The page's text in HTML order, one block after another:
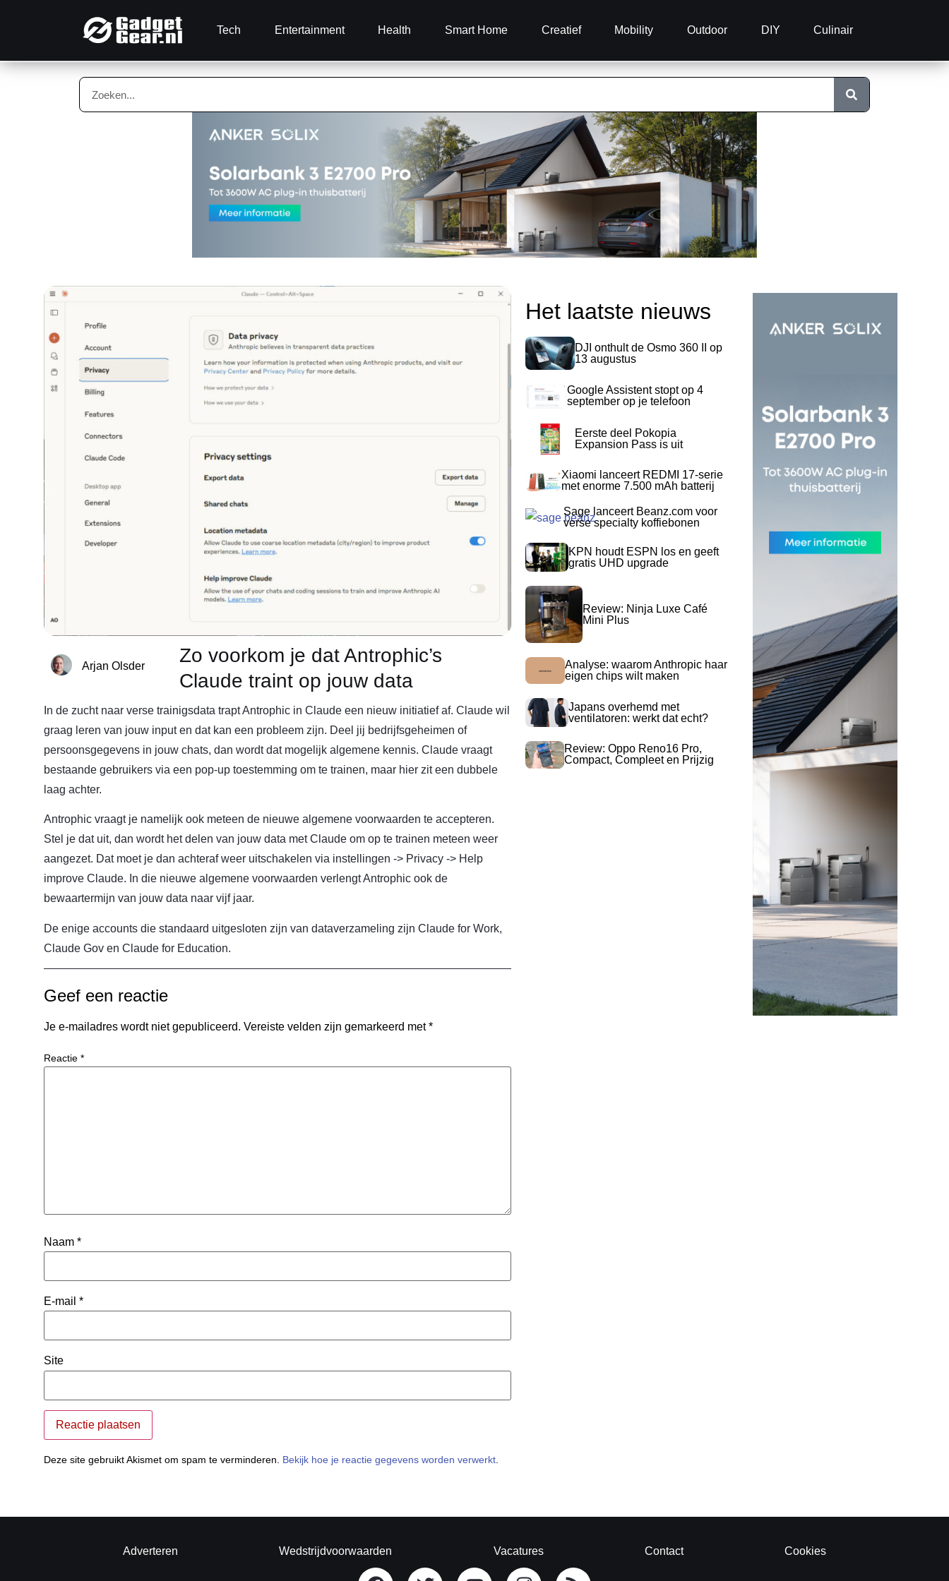
Tech Entertainment Health Smart Home Creatief Mobility Outdoor DIY Culinair
Arjan Olsder
Zo voorkom je dat Antrophic’s
Claude traint op jouw data
In de zucht naar verse trainigsdata trapt Antrophic in Claude een nieuw initiatief af. Claude wil
graag leren van jouw input en dat kan een probleem zijn. Deel jij bedrijfsgeheimen of
persoonsgegevens in jouw chats, dan wordt dat mogelijk algemene kennis. Claude vraagt
bestaande gebruikers via een pop-up toestemming om te trainen, maar hier zit een dubbele
laag achter.
Antrophic vraagt je namelijk ook meteen de nieuwe algemene voorwaarden te accepteren.
Stel je dat uit, dan wordt het delen van jouw data met Claude om op te trainen meteen weer
aangezet. Dat moet je dan achteraf weer uitschakelen via instellingen -> Privacy -> Help
improve Claude. In die nieuwe algemene voorwaarden verlengt Antrophic ook de
bewaartermijn van jouw data naar vijf jaar.
De enige accounts die standaard uitgesloten zijn van dataverzameling zijn Claude for Work,
Claude Gov en Claude for Education.
Geef een reactie
Je e-mailadres wordt niet gepubliceerd. Vereiste velden zijn gemarkeerd met*
Reactie *
Naam *
E-mail *
Site
Deze site gebruikt Akismet om spam te verminderen. Bekijk hoe je reactie gegevens worden verwerkt.
Het laatste nieuws
DJI onthult de Osmo 360 II op
13 augustus
Google Assistent stopt op 4
september op je telefoon
Eerste deel Pokopia
Expansion Pass is uit
Xiaomi lanceert REDMI 17-serie
met enorme 7.500 mAh batterij
Sage lanceert Beanz.com voor
verse specialty koffiebonen
KPN houdt ESPN los en geeft
gratis UHD upgrade
Review: Ninja Luxe Café
Mini Plus
Analyse: waarom Anthropic haar
eigen chips wilt maken
Japans overhemd met
ventilatoren: werkt dat echt?
Review: Oppo Reno16 Pro,
Compact, Compleet en Prijzig
Adverteren Wedstrijdvoorwaarden Vacatures Contact Cookies